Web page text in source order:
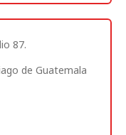
87.
de Guatemala